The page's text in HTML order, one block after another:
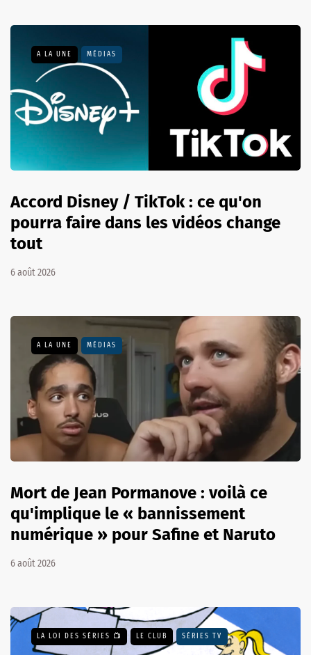
A LA UNE MÉDIAS
Accord Disney / TikTok : ce qu'on
pourra faire dans les vidéos change
tout
6 août 2026
A LA UNE MÉDIAS
Mort de Jean Pormanove : voilà ce
qu'implique le « bannissement
numérique » pour Safine et Naruto
6 août 2026
LA LOI DES SÉRIES 📺 LE CLUB SÉRIES TV